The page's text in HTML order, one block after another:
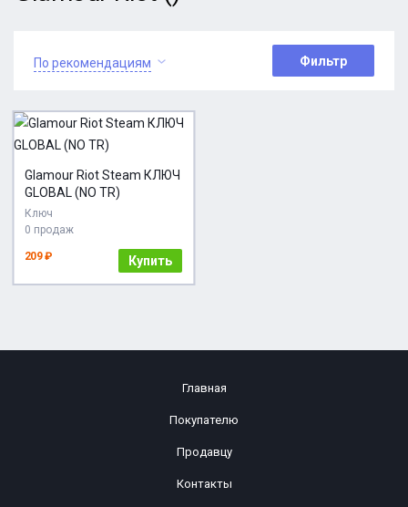
По рекомендациям Фильтр
Glamour Riot Steam КЛЮЧ
GLOBAL (NO TR)
Ключ
0 продаж
209 ₽ Купить
Главная
Покупателю
Продавцу
Контакты